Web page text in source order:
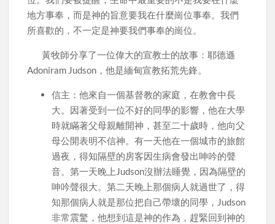
地方事奉，而是神的旨意要我在什麼崗位事奉。我們
所喜歡的，不一定是神要我們事奉的崗位。
黃牧師分享了一位偉大的宣教士的故事：耶德遜
Adoniram Judson，他是緬甸宣教拓荒先鋒。
信主：他來自一個基督教的家庭，在教會中長
大。因著受到一位不好的同學的影響，他在大學
時就瞞著父母親離開神，甚至二十歲時，他向父
母公開表明不信神。有一天他在一個城市的旅館
過夜，得知隔壁的房客因生病會發出呻吟的聲
音。第一天晚上Judson沒辦法睡覺，因為隔壁的
呻吟聲很大。第二天晚上那個病人就過世了，得
知那個病人就是那位把自己帶壞的同學，Judson
非常震驚，他想到這是神的作為，趕緊回到神的